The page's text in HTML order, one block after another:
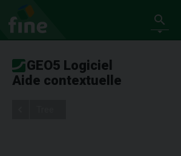
GEO5 Logiciel
Aide contextuelle